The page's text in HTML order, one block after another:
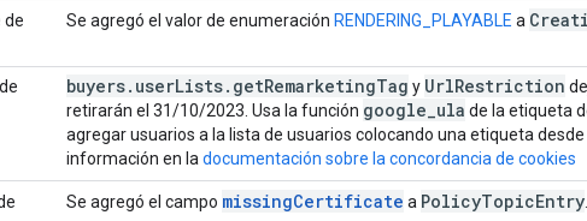
de
Se agregó el valor de enumeración RENDERING_PLAYABLE a
buyers. userLists. getRemarketingTag y UrlRestriction
retirarán el 31/10/2023. Usa la función google ula de la etiqueta
agregar usuarios a la lista de usuarios colocando una etiqueta
información en la documentación sobre la concordancia de cookies
Se agregó el campo missingCertificate a PolicyTopicEntry